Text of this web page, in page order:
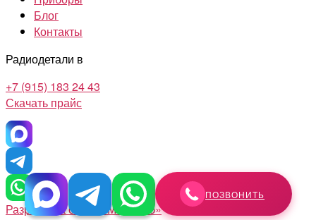
Блог
Контакты
Радиодетали в
+7 (915) 183 24 43
Скачать прайс
Разработка сайта «Масштаб»
ПОЗВОНИТЬ